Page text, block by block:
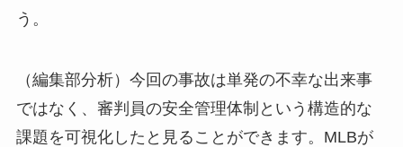
う。
（編集部分析）今回の事故は単発の不幸な出来事
ではなく、審判員の安全管理体制という構造的な
課題を可視化したと見ることができます。MLBが